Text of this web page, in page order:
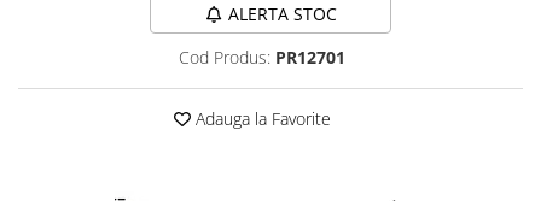
ALERTA STOC
Cod Produs: PR12701
Adauga la Favorite